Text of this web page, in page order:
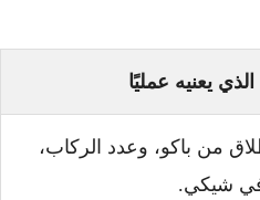
الذي يعنيه عمليًا
من باكو، وعدد الركاب،
شيكي.